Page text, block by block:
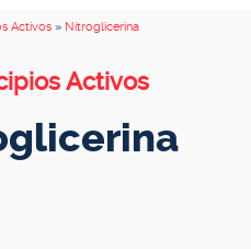
Activos » Nitroglicerina
Activos